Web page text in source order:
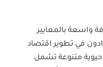
واسعة بالمعايير
في تطوير اقتصاد
متنوعة تشمل